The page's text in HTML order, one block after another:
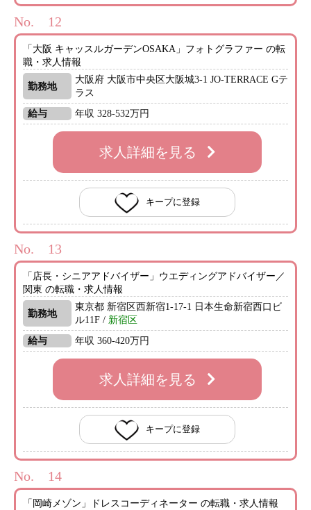
No.
「大阪 キャッスルガーデンOSAKA」フォトグラファー の転
職・求人情報
勤務地
大阪府 大阪市中央区大阪城3-1 JO-TERRACE Gテ
ラス
給与
年収 328-532万円
求人詳細を見る
キープに登録
No.
「店長・シニアアドバイザー」ウエディングアドバイザー／
関東 の転職・求人情報
勤務地
東京都 新宿区西新宿1-17-1 日本生命新宿西口ビ
ル11F / 新宿区
給与
年収 360-420万円
求人詳細を見る
キープに登録
No.
「岡崎メゾン」ドレスコーディネーター の転職・求人情報